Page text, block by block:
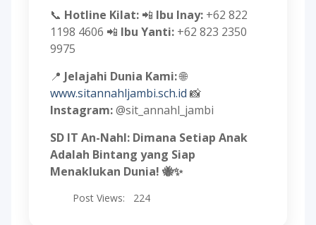
📞 Hotline Kilat:📲 Ibu Inay:+62 822
1198 4606 📲 Ibu Yanti:+62 823 2350
9975
📍 Jelajahi Dunia Kami:🌐
www.sitannahljambi.sch.id 📸
Instagram:@sit_annahl_jambi
SD IT An-Nahl: Dimana Setiap Anak
Adalah Bintang yang Siap
Menaklukan Dunia! 🐝✨
Post Views: 224